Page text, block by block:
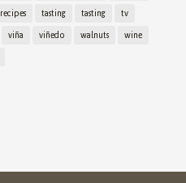
recipes tasting tasting
tv
viña viñedo walnuts
wine